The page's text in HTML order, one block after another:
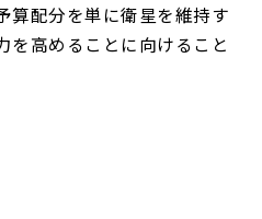
算配分を単に衛星を維持す
を高めることに向けること